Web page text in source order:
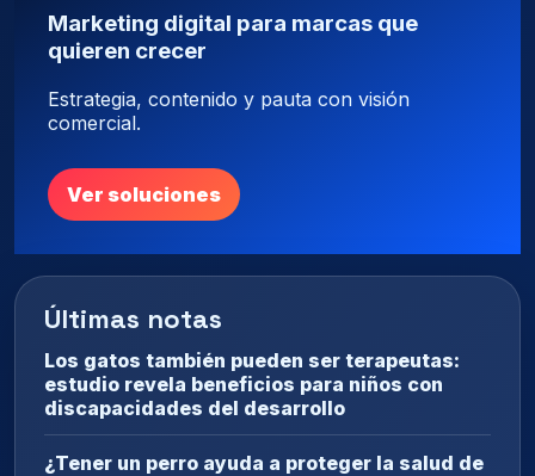
Marketing digital para marcas que
quieren crecer
Estrategia, contenido y pauta con visión
comercial.
Ver soluciones
Últimas notas
Los gatos también pueden ser terapeutas:
estudio revela beneficios para niños con
discapacidades del desarrollo
¿Tener un perro ayuda a proteger la salud de